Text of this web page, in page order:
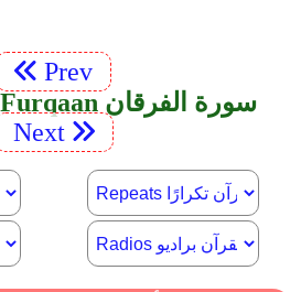
Prev
25. Surah Al-Furqaan سورة الفرقان
Next